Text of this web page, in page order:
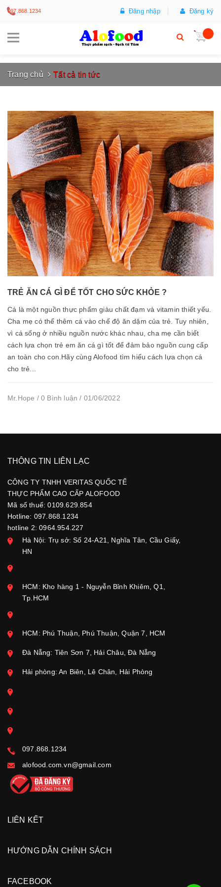
097.868.1234 Đăng nhập Đăng ký
Trang chủ Tất cả tin tức
TRẺ ĂN CÁ GÌ ĐỂ TỐT CHO SỨC KHỎE ?
Cá là một nguồn thực phẩm giàu chất đạm và vitamin thiết yếu.
Cha mẹ có thể thêm cá vào chế độ ăn dặm của trẻ. Tuy nhiên,
vì cá sống ở nhiều nguồn nước khác nhau, cha mẹ cần biết
cách lựa chọn trẻ em ăn cá gì tốt để đảm bảo nguồn cung cấp
an toàn cho con.Hãy cùng Alofood tìm hiểu cách lựa chọn cá
cho trẻ...
Mr.Hope / 0 Bình luận / 01/06/2022
THÔNG TIN LIÊN LẠC
CÔNG TY TNHH VERITAS QUỐC TẾ
THỰC PHẨM CAO CẤP ALOFOOD
Mã số thuế: 0109.629.854
Hotline: 097.868.1234
hotline 2: 0964.954.227
Hà Nội: Trụ sở: Số 24-A21, Nghĩa Tân, Cầu Giấy,
HN
HCM: Kho hàng 1 - Nguyễn Bỉnh Khiêm, Q1,
Tp.HCM
HCM: Phú Thuận, Phú Thuận, Quận 7, HCM
Đà Nẵng: Tiên Sơn 7, Hải Châu, Đà Nẵng
Hải phòng: An Biên, Lê Chân, Hải Phòng
097.868.1234
alofood.com.vn@gmail.com
LIÊN KẾT
HƯỚNG DẪN CHÍNH SÁCH
FACEBOOK